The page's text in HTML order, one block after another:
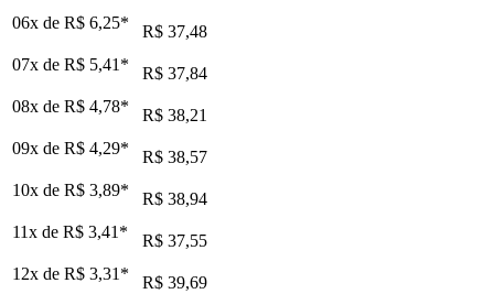
06x de R$ 6,25*
R$ 37,48
07x de R$ 5,41 *
R$ 37,84
08x de R$ 4,78*
R$ 38,21
09x de R$ 4,29*
R$ 38,57
10x de R$ 3,89*
R$ 38,94
11x de R$ 3,41 *
R$ 37,55
12x de R$ 3,31 * R$ 39,69